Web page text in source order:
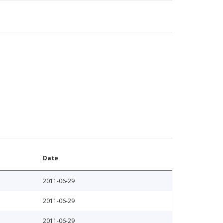
Date
2011-06-29
2011-06-29
2011-06-29